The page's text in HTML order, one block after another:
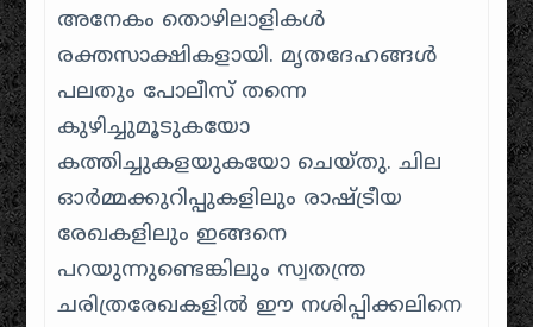
അനേകം തൊഴിലാളികൾ
രക്തസാക്ഷികളായി. മൃതദേഹങ്ങൾ
പലതും പോലീസ് തന്നെ
കുഴിച്ചുമൂടുകയോ
കത്തിച്ചുകളയുകയോ ചെയ്തു. ചില
ഓർമ്മക്കുറിപ്പുകളിലും രാഷ്ട്രീയ
രേഖകളിലും ഇങ്ങനെ
പറയുന്നുണ്ടെങ്കിലും സ്വതന്ത്ര
ചരിത്രരേഖകളിൽ ഈ നശിപ്പിക്കലിനെ